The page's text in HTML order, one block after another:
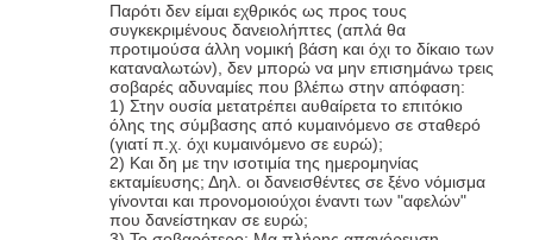
Παρότι δεν είμαι εχθρικός ως προς τους
συγκεκριμένους δανειολήπτες (απλά θα
προτιμούσα άλλη νομική βάση και όχι το δίκαιο των
καταναλωτών), δεν μπορώ να μην επισημάνω τρεις
σοβαρές αδυναμίες που βλέπω στην απόφαση:
1) Στην ουσία μετατρέπει αυθαίρετα το επιτόκιο
όλης της σύμβασης από κυμαινόμενο σε σταθερό
(γιατί π.χ. όχι κυμαινόμενο σε ευρώ);
2) Και δη με την ισοτιμία της ημερομηνίας
εκταμίευσης; Δηλ. οι δανεισθέντες σε ξένο νόμισμα
γίνονται και προνομοιούχοι έναντι των "αφελών"
που δανείστηκαν σε ευρώ;